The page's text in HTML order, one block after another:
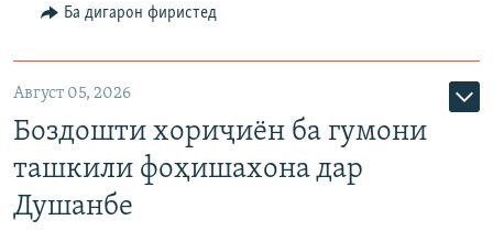
Ба дигарон фиристед
Август 05, 2026
Боздошти хориҷиён ба гумони
ташкили фоҳишахона дар
Душанбе